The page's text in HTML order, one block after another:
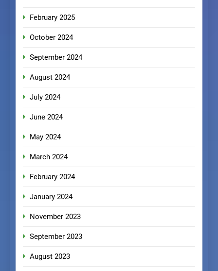
February 2025
October 2024
September 2024
August 2024
July 2024
June 2024
May 2024
March 2024
February 2024
January 2024
November 2023
September 2023
August 2023